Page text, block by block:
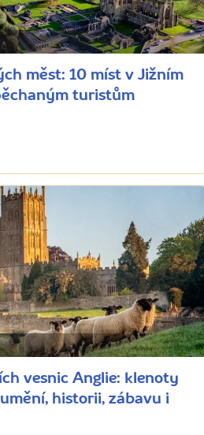
měst: 10 míst v Jižním
turistům
vesnic Anglie: klenoty
historii, zábavu i